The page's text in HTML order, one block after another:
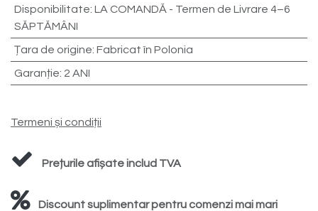
Disponibilitate: LA COMANDĂ - Termen de Livrare 4–6
SĂPTĂMÂNI
Țara de origine: Fabricat în Polonia
Garanție: 2 ANI
Termeni și condiții
Prețurile afișate includ TVA
Discount suplimentar pentru comenzi mai mari